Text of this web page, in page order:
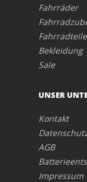
Fahrräder
Fahrradteile
Bekleidung
Sale
UNSER
Kontakt
AGB
Impressum